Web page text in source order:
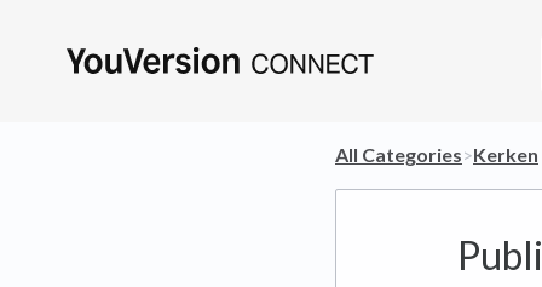
All Categories​>​​Kerken